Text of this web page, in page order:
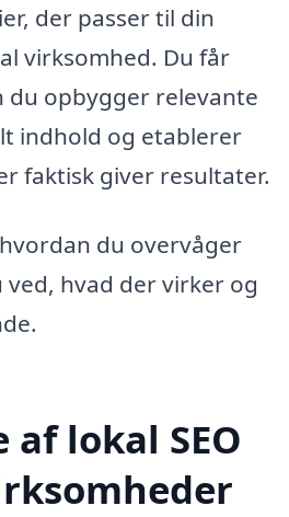
der passer til din
virksomhed. Du får
du opbygger relevante
indhold og etablerer
faktisk giver resultater.
du overvåger
ved, hvad der virker og
af lokal SEO